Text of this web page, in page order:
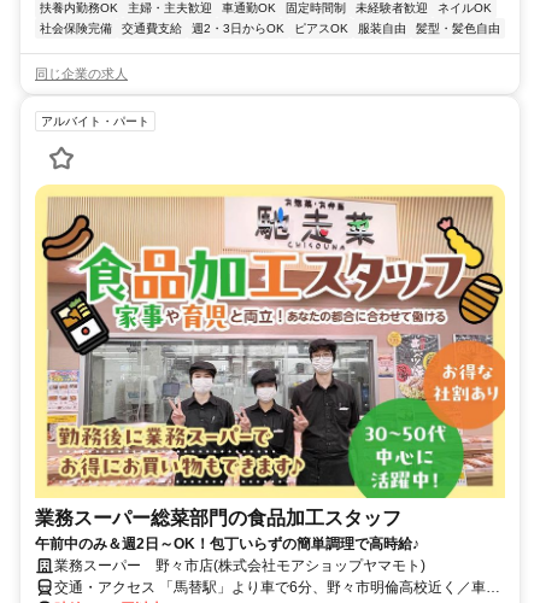
扶養内勤務OK 主婦・主夫歓迎 車通勤OK 固定時間制 未経験者歓迎
ネイルOK
社会保険完備
交通費支給 週2・3日からOK ピアスOK 服装自由 髪型・髪色自由
同じ企業の求人
アルバイト・パート
業務スーパー総菜部門の食品加工スタッフ
午前中のみ＆週2日～OK！包丁いらずの簡単調理で高時給♪
業務スーパー 野々市店(株式会社モアショップヤマモト)
交通・アクセス 「馬替駅」より車で6分、野々市明倫高校近く／車・